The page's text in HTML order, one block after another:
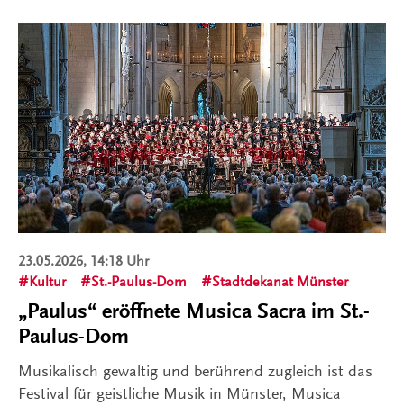
23.05.2026, 14:18 Uhr
Kultur
St.-Paulus-Dom Stadtdekanat Münster
„Paulus“ eröffnete Musica Sacra im St.-
Paulus-Dom
Musikalisch gewaltig und berührend zugleich ist das
Festival für geistliche Musik in Münster, Musica